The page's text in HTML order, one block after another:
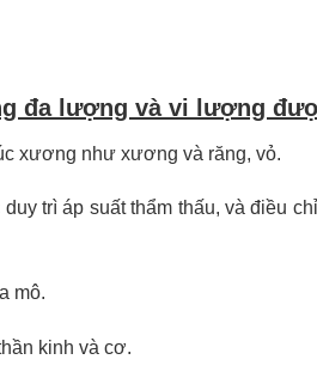
đa lượng và vi lượng
xương như xương và răng, vỏ.
trì áp suất thẩm thấu, và điều
mô.
kinh và cơ.